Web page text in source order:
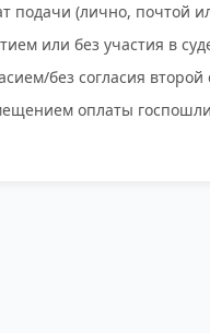
подачи (лично, почтой
или без участия в
без согласия
оплаты